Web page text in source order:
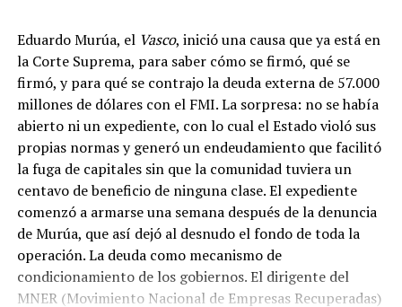
Eduardo Murúa, el Vasco, inició una causa que ya está en
la Corte Suprema, para saber cómo se firmó, qué se
firmó, y para qué se contrajo la deuda externa de 57.000
millones de dólares con el FMI. La sorpresa: no se había
abierto ni un expediente, con lo cual el Estado violó sus
propias normas y generó un endeudamiento que facilitó
la fuga de capitales sin que la comunidad tuviera un
centavo de beneficio de ninguna clase. El expediente
comenzó a armarse una semana después de la denuncia
de Murúa, que así dejó al desnudo el fondo de toda la
operación. La deuda como mecanismo de
condicionamiento de los gobiernos. El dirigente del
MNER (Movimiento Nacional de Empresas Recuperadas)